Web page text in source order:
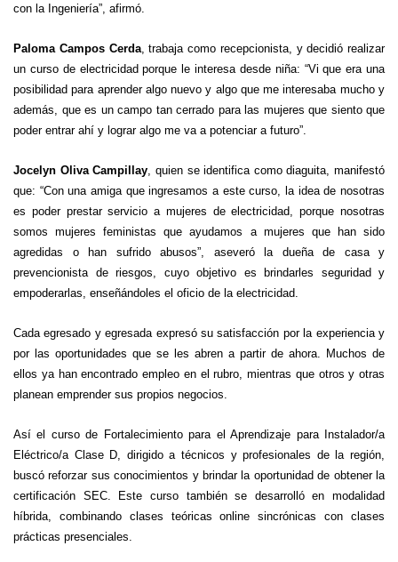
con la Ingeniería”, afirmó.
Paloma Campos Cerda, trabaja como recepcionista, y decidió realizar
un curso de electricidad porque le interesa desde niña: “Vi que era una
posibilidad para aprender algo nuevo y algo que me interesaba mucho y
además, que es un campo tan cerrado para las mujeres que siento que
poder entrar ahí y lograr algo me va a potenciar a futuro”.
Jocelyn Oliva Campillay , quien se identifica como diaguita, manifestó
que: “Con una amiga que ingresamos a este curso, la idea de nosotras
es poder prestar servicio a mujeres de electricidad, porque nosotras
somos mujeres feministas que ayudamos a mujeres que han sido
agredidas o han sufrido abusos”, aseveró la dueña de casa y
prevencionista de riesgos, cuyo objetivo es brindarles seguridad y
empoderarlas, enseñándoles el oficio de la electricidad.
Cada egresado y egresada expresó su satisfacción por la experiencia y
por las oportunidades que se les abren a partir de ahora. Muchos de
ellos ya han encontrado empleo en el rubro, mientras que otros y otras
planean emprender sus propios negocios.
Así el curso de Fortalecimiento para el Aprendizaje para Instalador/a
Eléctrico/a Clase D, dirigido a técnicos y profesionales de la región,
buscó reforzar sus conocimientos y brindar la oportunidad de obtener la
certificación SEC. Este curso también se desarrolló en modalidad
híbrida, combinando clases teóricas online sincrónicas con clases
prácticas presenciales.